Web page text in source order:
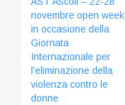
novembre open week
in occasione della
Giornata
Internazionale per
l’eliminazione della
violenza contro le
donne